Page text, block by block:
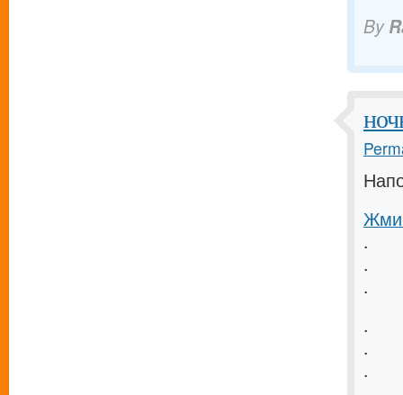
By
Жми
.
.
.
.
.
.